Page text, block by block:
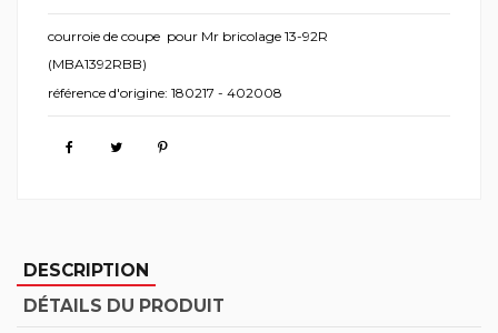
courroie de coupe pour Mr bricolage 13-92R
(MBA1392RBB)
référence d'origine: 180217 - 402008
DESCRIPTION
DÉTAILS DU PRODUIT